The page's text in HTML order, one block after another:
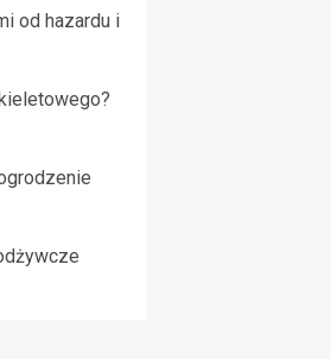
od hazardu i